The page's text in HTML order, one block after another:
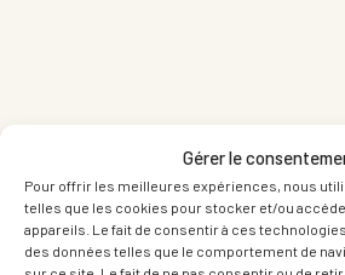
Gérer le
Pour offrir les meilleures expériences, nous
telles que les cookies pour stocker et/ou
appareils. Le fait de consentir à ces
des données telles que le comportement de
ARTICLES LIES